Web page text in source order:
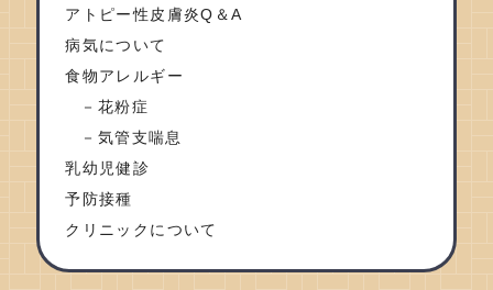
アトピー性皮膚炎Q＆A
病気について
食物アレルギー
花粉症
気管支喘息
乳幼児健診
予防接種
クリニックについて